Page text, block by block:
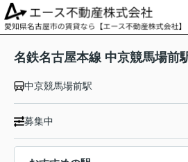
名鉄名古屋本線 中京競馬場前
中京競馬場前駅
募集中